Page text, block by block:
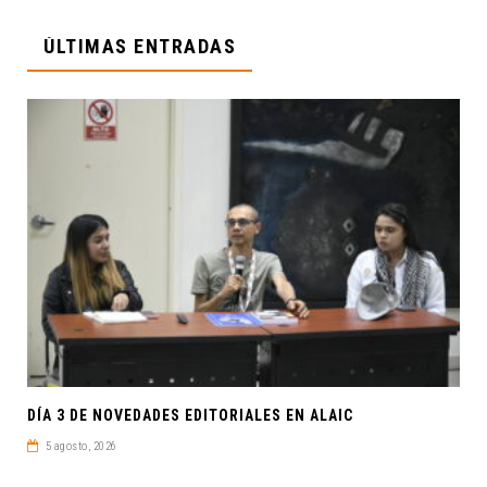
ÚLTIMAS ENTRADAS
DÍA 3 DE NOVEDADES EDITORIALES EN ALAIC
5 agosto, 2026